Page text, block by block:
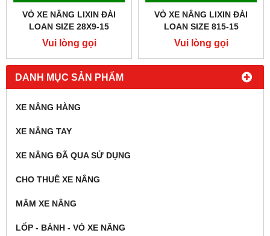
DANH MỤC SẢN PHẨM
XE NÂNG HÀNG
XE NÂNG TAY
XE NÂNG ĐÃ QUA SỬ DỤNG
CHO THUÊ XE NÂNG
MÂM XE NÂNG
LỐP - BÁNH - VỎ XE NÂNG
VỎ XE NÂNG LIXIN ĐÀI
LOAN SIZE 28X9-15
Vui lòng gọi
VỎ XE NÂNG LIXIN ĐÀI
LOAN SIZE 815-15
Vui lòng gọi